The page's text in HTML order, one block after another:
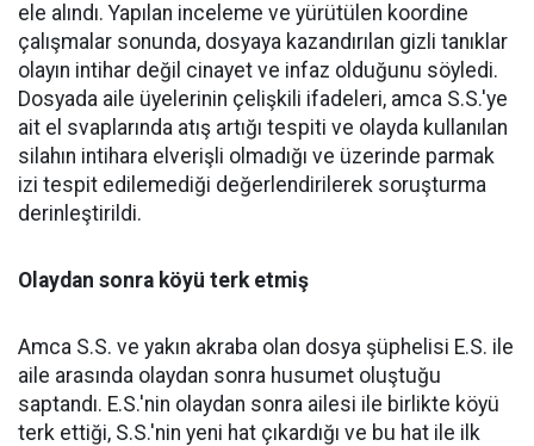
ele alındı. Yapılan inceleme ve yürütülen koordine
çalışmalar sonunda, dosyaya kazandırılan gizli tanıklar
olayın intihar değil cinayet ve infaz olduğunu söyledi.
Dosyada aile üyelerinin çelişkili ifadeleri, amca S.S.'ye
ait el svaplarında atış artığı tespiti ve olayda kullanılan
silahın intihara elverişli olmadığı ve üzerinde parmak
izi tespit edilemediği değerlendirilerek soruşturma
derinleştirildi.
Olaydan sonra köyü terk etmiş
Amca S.S. ve yakın akraba olan dosya şüphelisi E.S. ile
aile arasında olaydan sonra husumet oluştuğu
saptandı. E.S.'nin olaydan sonra ailesi ile birlikte köyü
terk ettiği, S.S.'nin yeni hat çıkardığı ve bu hat ile ilk